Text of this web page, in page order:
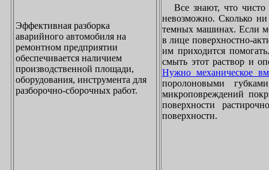
Эффективная разборка
аварийного автомобиля на
ремонтном предприятии
обеспечивается наличием
производственной площади,
оборудования, инструмента для
разборочно-сборочных работ.
Все знают, что чисто
невозможно. Сколько
темных машинах. Если
в лице поверхностно-
им приходится
смыть этот раствор и
Нужно механическое
поролоновыми
микроповреждений
поверхности
поверхности.